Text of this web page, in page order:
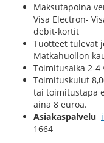
Maksutapoina
Visa Electron-
debit-kortit
Tuotteet tulevat
Matkahuollon
Toimitusaika 2-4
Toimituskulut
tai toimitustapa
aina 8 euroa.
Asiakaspalvelu
1664